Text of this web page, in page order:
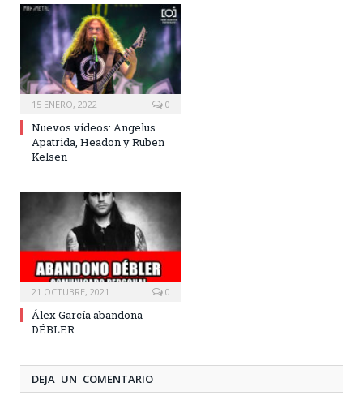
15 ENERO, 2022 0
Nuevos vídeos: Angelus
Apatrida, Headon y Ruben
Kelsen
21 OCTUBRE, 2021 0
Álex García abandona
DÉBLER
DEJA UN COMENTARIO